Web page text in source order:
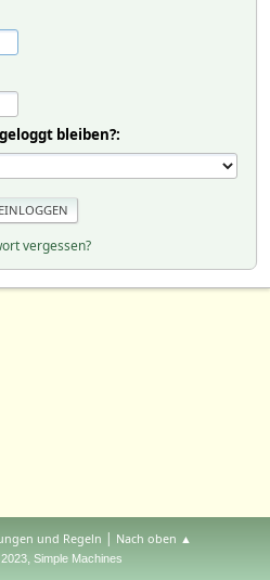
bleiben?:
vergessen?
und Regeln | Nach oben ▲
, Simple Machines